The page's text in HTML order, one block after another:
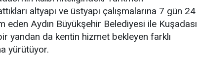
altyapı ve üstyapı çalışmalarına 7 gün 24
eden Aydın Büyükşehir Belediyesi ile Kuşadası
yandan da kentin hizmet bekleyen farklı
yürütüyor.